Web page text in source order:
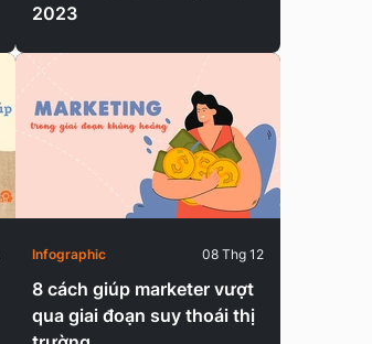
2023
8 cách giúp marketer vượt
qua giai đoạn suy thoái thị
Infographic 08 Thg 12